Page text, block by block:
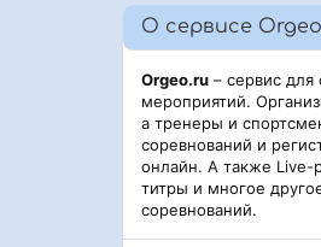
О сервисе
Orgeo.ru – сервис для
мероприятий.
а тренеры и
соревнований и
онлайн. А также Live-
титры и многое
соревнований.